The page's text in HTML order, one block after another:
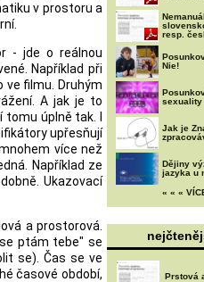
v prostoru a
- jde o reálnou
Například při
ve filmu. Druhým
A jak je to
úplně tak. I
upřesňují
více než
Například ze
Ukazovací
a prostorová.
ptám tebe" se
se). Čas se ve
časové období,
resp.
Nie!
sexuality
Jak je
Dějiny
jazyka u
« « «
Prstová